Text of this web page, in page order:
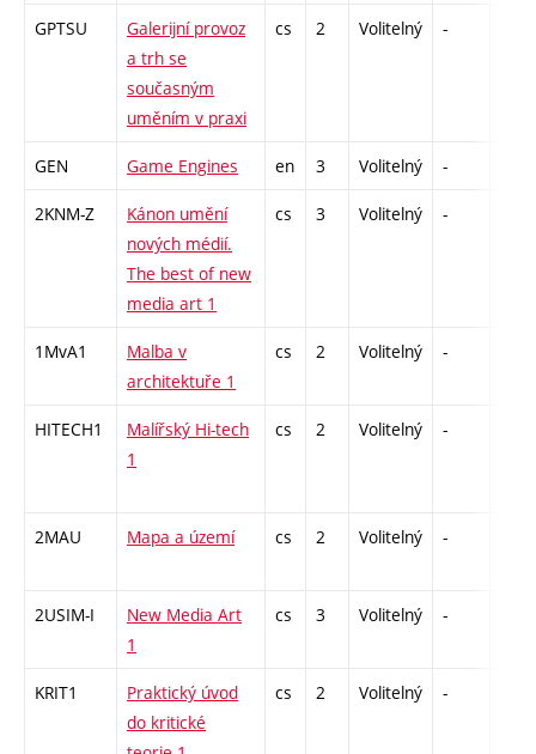
GPTSU
Galerijní provoz
a trh se
současným
uměním v praxi
cs 2 Volitelný -
GEN Game Engines en 3 Volitelný -
2KNM-Z
Kánon umění
nových médií.
The best of new
media art 1
cs 3 Volitelný -
1MvA1
Malba v
architektuře 1
cs 2 Volitelný -
HITECH1
Malířský Hi-tech
1
cs 2 Volitelný -
2MAU Mapa a území cs 2 Volitelný -
2USIM-I
New Media Art
1
cs 3 Volitelný -
KRIT1
Praktický úvod
do kritické
cs 2 Volitelný -